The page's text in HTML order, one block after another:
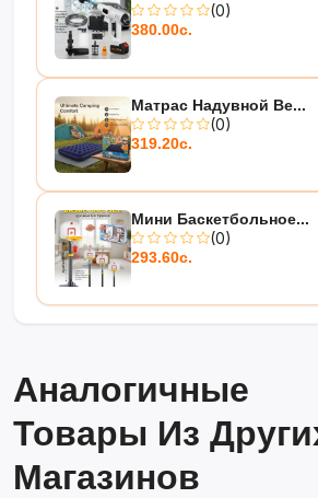
(0)
380.00с.
Матрас Надувной Be...
(0)
319.20с.
Мини Баскетбольное...
(0)
293.60с.
Аналогичные
Товары Из
Магазинов